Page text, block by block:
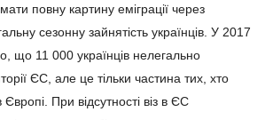
повну картину еміграції через
сезонну зайнятість українців. У 2017
що 11 000 українців нелегально
ЄС, але це тільки частина тих, хто
При відсутності віз в ЄС